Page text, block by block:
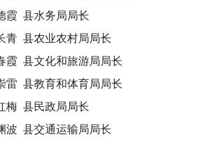
务局局长
农业农村局局长
县文化和旅游局局长
育和体育局局长
政局局长
通运输局局长